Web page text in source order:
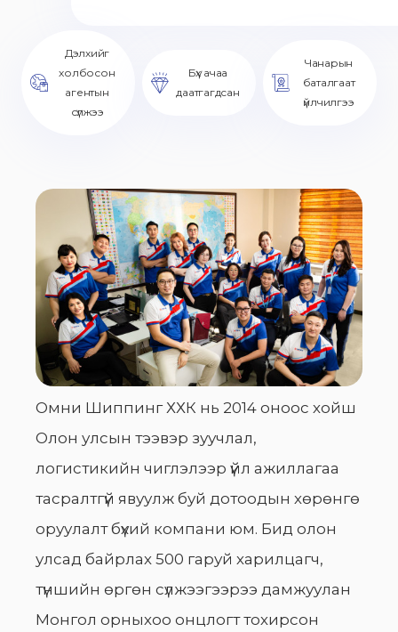
Дэлхийг
холбосон
агентын
сүлжээ
Бүх ачаа
даатгагдсан
Чанарын
баталгаат
үйлчилгээ
Омни Шиппинг ХХК нь 2014 оноос хойш
Олон улсын тээвэр зуучлал,
логистикийн чиглэлээр үйл ажиллагаа
тасралтгүй явуулж буй дотоодын хөрөнгө
оруулалт бүхий компани юм. Бид олон
улсад байрлах 500 гаруй харилцагч,
түншийн өргөн сүлжээгээрээ дамжуулан
Монгол орныхоо онцлогт тохирсон